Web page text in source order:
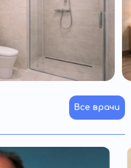
Все врачи